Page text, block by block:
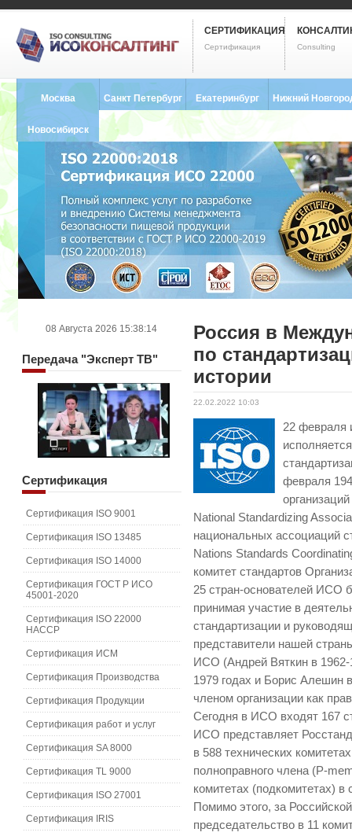
СЕРТИФИКАЦИЯ
Сертификация Consulting
Москва Санкт Петербург
8 (812) 748-2493
Екатеринбург
8 (343) 237-2593
Нижний
Новосибирск
8 (383) 227-8449
Россия в
по
истории
22.02.2022 10:03
22 февраля
февраля
National Standardizing
национальных ассоциаций
Nations Standards
комитет стандартов
25 стран-основателей ИСО
принимая участие в
стандартизации и
представители нашей
ИСО (Андрей Вяткин в 1962-
1979 годах и Борис Алешин
членом организации как
Сегодня в ИСО входят 167
ИСО представляет
в 588 технических
полноправного члена (P-
комитетах (подкомитетах)
Помимо этого, за
председательство в 11
08 Августа 2026 15:38:14
Передача"Эксперт ТВ"
Сертификация
Сертификация ISO 9001
Сертификация ISO 13485
Сертификация ISO 14000
Сертификация ГОСТ Р ИСО
45001-2020
Сертификация ISO 22000
HACCP
Сертификация ИСМ
Сертификация Производства
Сертификация Продукции
Сертификация работ и услуг
Сертификация SA 8000
Сертификация TL 9000
Сертификация ISO 27001
Сертификация IRIS